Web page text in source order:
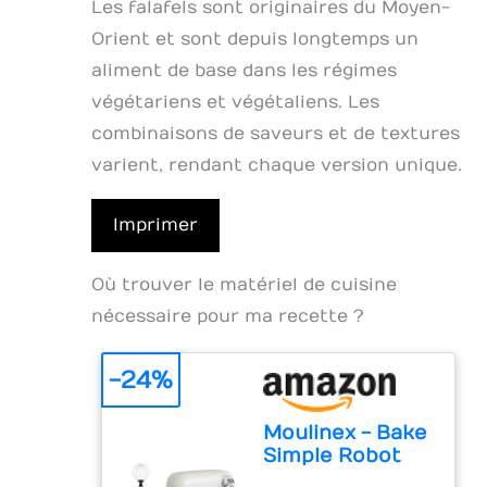
Les falafels sont originaires du Moyen-
Orient et sont depuis longtemps un
aliment de base dans les régimes
végétariens et végétaliens. Les
combinaisons de saveurs et de textures
varient, rendant chaque version unique.
Imprimer
Où trouver le matériel de cuisine
nécessaire pour ma recette ?
Moulinex - Bake
Simple Robot
-24%